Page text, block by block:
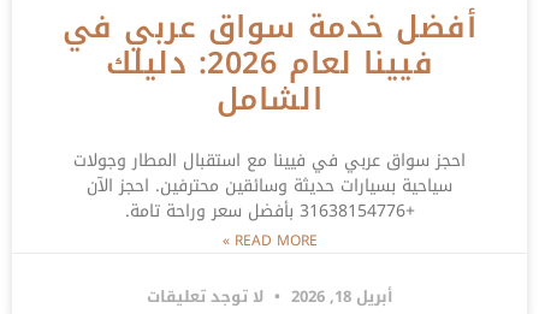
أفضل خدمة سواق عربي في
فيينا لعام 2026: دليلك
الشامل
احجز سواق عربي في فيينا مع استقبال المطار وجولات
سياحية بسيارات حديثة وسائقين محترفين. احجز الآن
+31638154776 بأفضل سعر وراحة تامة.
READ MORE »
أبريل 18, 2026 لا توجد تعليقات